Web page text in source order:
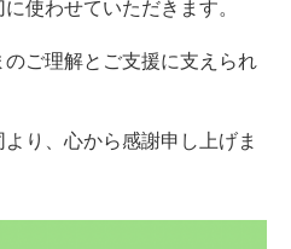
使わせていただきます。
ご理解とご支援に支えられ
り、心から感謝申し上げま